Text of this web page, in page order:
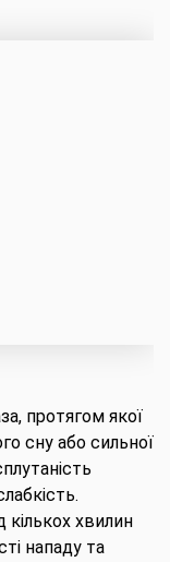
протягом якої
сну або сильної
кількох хвилин
нападу та